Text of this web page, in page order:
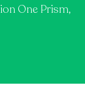
One Prism,